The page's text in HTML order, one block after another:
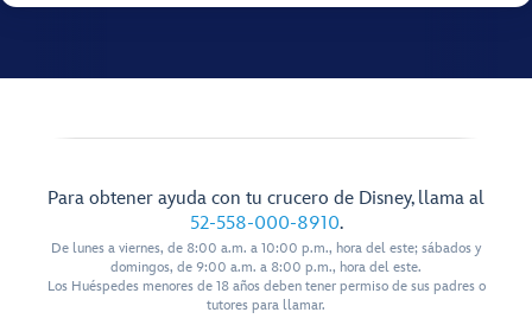
Para obtener ayuda con tu crucero de Disney, llama al
52-558-000-8910.
De lunes a viernes, de 8:00 a.m. a 10:00 p.m., hora del este; sábados y
domingos, de 9:00 a.m. a 8:00 p.m., hora del este.
Los Huéspedes menores de 18 años deben tener permiso de sus padres o
tutores para llamar.